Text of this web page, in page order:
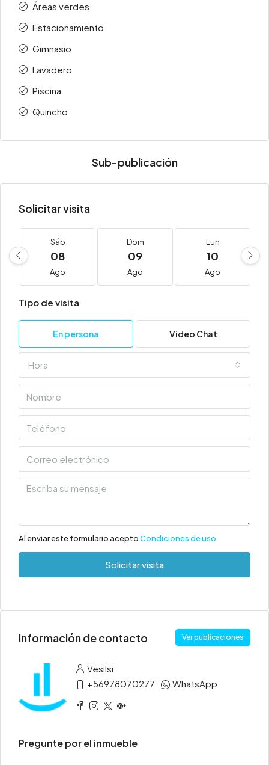
Áreas verdes
Estacionamiento
Gimnasio
Lavadero
Piscina
Quincho
Sub-publicación
Solicitar visita
Sáb
08
Ago
Dom
09
Ago
Lun
10
Ago
Tipo de visita
En persona Video Chat
Hora
Al enviar este formulario aceptoCondiciones de uso
Solicitar visita
Información de contacto Ver publicaciones
Vesilsi
+56978070277
WhatsApp
Pregunte por el inmueble